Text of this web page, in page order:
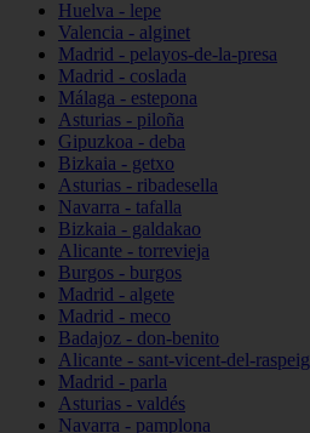
Huelva - lepe
Valencia - alginet
Madrid - pelayos-de-la-presa
Madrid - coslada
Málaga - estepona
Asturias - piloña
Gipuzkoa - deba
Bizkaia - getxo
Asturias - ribadesella
Navarra - tafalla
Bizkaia - galdakao
Alicante - torrevieja
Burgos - burgos
Madrid - algete
Madrid - meco
Badajoz - don-benito
Alicante - sant-vicent-del-raspeig
Madrid - parla
Asturias - valdés
Navarra - pamplona